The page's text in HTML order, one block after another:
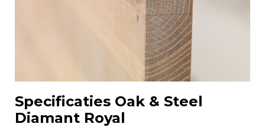
Specificaties Oak & Steel
Diamant Royal